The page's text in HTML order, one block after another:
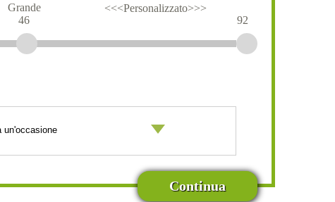
Grande
46
<<<Personalizzato>>>
92
Continua